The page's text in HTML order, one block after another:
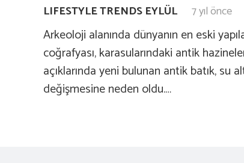
LIFESTYLE TRENDS EYLÜL 7 yıl önce
Arkeoloji alanında dünyanın en eski
coğrafyası, karasularındaki antik
açıklarında yeni bulunan antik batık, su
değişmesine neden oldu.…